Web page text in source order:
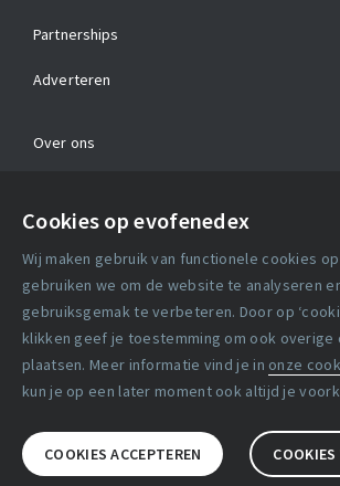
Cookies op evofenedex
Wij maken gebruik van functionele cookies
gebruiken we om de website te analyseren
gebruiksgemak te verbeteren. Door op
klikken geef je toestemming om ook overige
plaatsen. Meer informatie vind je in onze
kun je op een later moment ook altijd je
COOKIES ACCEPTEREN COOKIES
Partnerships
Adverteren
Over ons
Algemene voorwaarden
Cookie verklaring
Copyright statement
Lidmaatschapsvoorwaarden
Disclaimer
Privacy verklaring